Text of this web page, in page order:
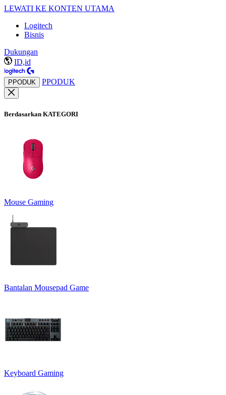
LEWATI KE KONTEN UTAMA
Logitech
Bisnis
Dukungan
ID,id
PPODUK PPODUK
Berdasarkan KATEGORI
Mouse Gaming
Bantalan Mousepad Game
Keyboard Gaming